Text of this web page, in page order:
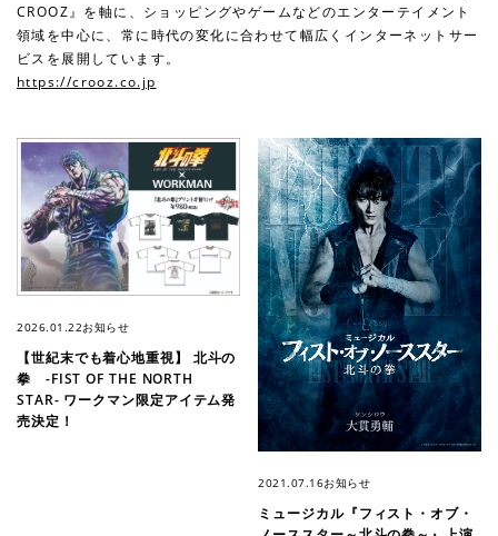
CROOZ』を軸に、ショッピングやゲームなどのエンターテイメント
領域を中心に、常に時代の変化に合わせて幅広くインターネットサー
ビスを展開しています。
https://crooz.co.jp
2026.01.22お知らせ
【世紀末でも着心地重視】 北斗の
拳 -FIST OF THE NORTH
STAR- ワークマン限定アイテム発
売決定！
2021.07.16お知らせ
ミュージカル『フィスト・オブ・